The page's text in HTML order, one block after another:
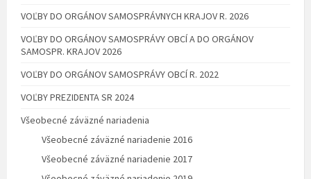
VOĽBY DO ORGÁNOV SAMOSPRÁVNYCH KRAJOV R. 2026
VOĽBY DO ORGÁNOV SAMOSPRÁVY OBCÍ A DO ORGÁNOV
SAMOSPR. KRAJOV 2026
VOĽBY DO ORGÁNOV SAMOSPRÁVY OBCÍ R. 2022
VOĽBY PREZIDENTA SR 2024
Všeobecné záväzné nariadenia
Všeobecné záväzné nariadenie 2016
Všeobecné záväzné nariadenie 2017